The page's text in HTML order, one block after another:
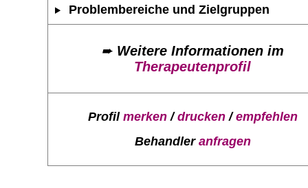
Problembereiche und Zielgruppen
➨ Weitere Informationen im
Therapeutenprofil
Profil merken/drucken/empfehlen
Behandler anfragen